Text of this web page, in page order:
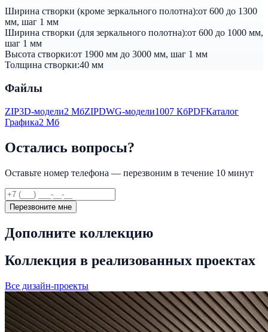
Ширина створки (кроме зеркального полотна):от 600 до 1300
мм, шаг 1 мм
Ширина створки (для зеркального полотна):от 600 до 1000 мм,
шаг 1 мм
Высота створки:от 1900 мм до 3000 мм, шаг 1 мм
Толщина створки:40 мм
Файлы
ZIP3D-модели2 МбZIPDWG-модели1007 КбPDFКаталог
Графика2 Мб
Остались вопросы?
Оставьте номер телефона — перезвоним в течение 10 минут
Перезвоните мне
Дополните коллекцию
Коллекция в реализованных проектах
Все дизайн-проекты